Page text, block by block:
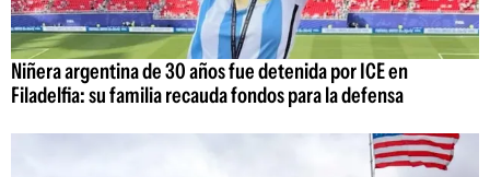
Niñera argentina de 30 años fue detenida por ICE en
Filadelfia: su familia recauda fondos para la defensa